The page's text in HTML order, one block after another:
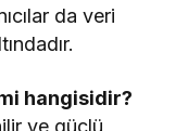
da veri
hangisidir?
ve güçlü